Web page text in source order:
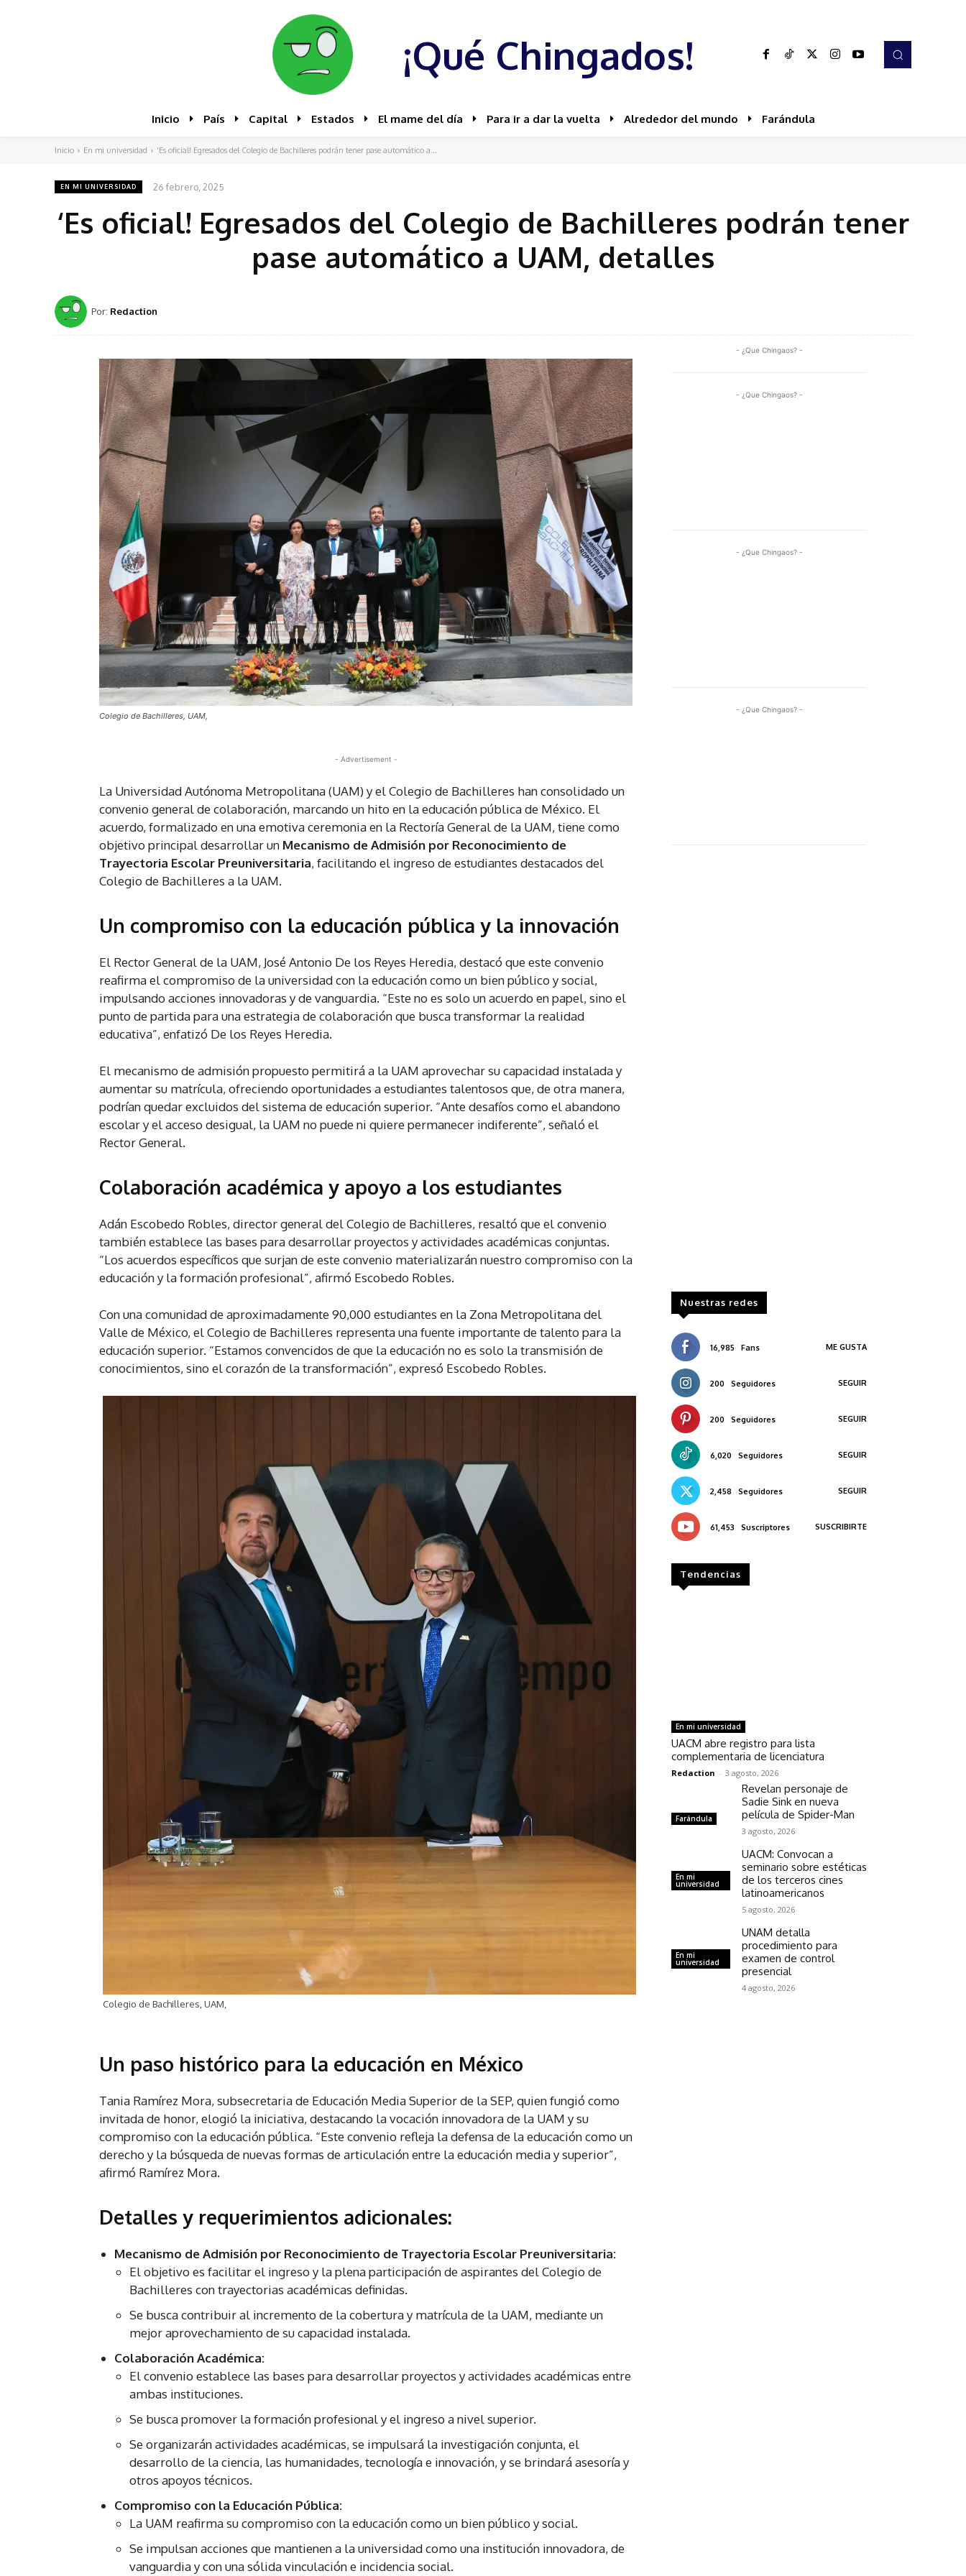
¡Qué Chingados!
Inicio País Capital Estados El mame del día Para ir a dar la vuelta Alrededor del mundo Farándula
Inicio En mi universidad 'Es oficial! Egresados del Colegio de Bachilleres podrán tener pase automático a...
EN MI UNIVERSIDAD 26 febrero, 2025
‘Es oficial! Egresados del Colegio de Bachilleres podrán tener
pase automático a UAM, detalles
Por: Redaction
Colegio de Bachilleres, UAM,
- Advertisement -
La Universidad Autónoma Metropolitana (UAM) y el Colegio de Bachilleres han consolidado un
convenio general de colaboración, marcando un hito en la educación pública de México. El
acuerdo, formalizado en una emotiva ceremonia en la Rectoría General de la UAM, tiene como
objetivo principal desarrollar un Mecanismo de Admisión por Reconocimiento de
Trayectoria Escolar Preuniversitaria, facilitando el ingreso de estudiantes destacados del
Colegio de Bachilleres a la UAM.
Un compromiso con la educación pública y la innovación
El Rector General de la UAM, José Antonio De los Reyes Heredia, destacó que este convenio
reafirma el compromiso de la universidad con la educación como un bien público y social,
impulsando acciones innovadoras y de vanguardia. “Este no es solo un acuerdo en papel, sino el
punto de partida para una estrategia de colaboración que busca transformar la realidad
educativa”, enfatizó De los Reyes Heredia.
El mecanismo de admisión propuesto permitirá a la UAM aprovechar su capacidad instalada y
aumentar su matrícula, ofreciendo oportunidades a estudiantes talentosos que, de otra manera,
podrían quedar excluidos del sistema de educación superior. “Ante desafíos como el abandono
escolar y el acceso desigual, la UAM no puede ni quiere permanecer indiferente”, señaló el
Rector General.
Colaboración académica y apoyo a los estudiantes
Adán Escobedo Robles, director general del Colegio de Bachilleres, resaltó que el convenio
también establece las bases para desarrollar proyectos y actividades académicas conjuntas.
“Los acuerdos específicos que surjan de este convenio materializarán nuestro compromiso con la
educación y la formación profesional”, afirmó Escobedo Robles.
Con una comunidad de aproximadamente 90,000 estudiantes en la Zona Metropolitana del
Valle de México, el Colegio de Bachilleres representa una fuente importante de talento para la
educación superior. “Estamos convencidos de que la educación no es solo la transmisión de
conocimientos, sino el corazón de la transformación”, expresó Escobedo Robles.
Colegio de Bachilleres, UAM,
Un paso histórico para la educación en México
Tania Ramírez Mora, subsecretaria de Educación Media Superior de la SEP, quien fungió como
invitada de honor, elogió la iniciativa, destacando la vocación innovadora de la UAM y su
compromiso con la educación pública. “Este convenio refleja la defensa de la educación como un
derecho y la búsqueda de nuevas formas de articulación entre la educación media y superior”,
afirmó Ramírez Mora.
Detalles y requerimientos adicionales:
Mecanismo de Admisión por Reconocimiento de Trayectoria Escolar Preuniversitaria:
El objetivo es facilitar el ingreso y la plena participación de aspirantes del Colegio de
Bachilleres con trayectorias académicas definidas.
Se busca contribuir al incremento de la cobertura y matrícula de la UAM, mediante un
mejor aprovechamiento de su capacidad instalada.
Colaboración Académica:
El convenio establece las bases para desarrollar proyectos y actividades académicas entre
ambas instituciones.
Se busca promover la formación profesional y el ingreso a nivel superior.
Se organizarán actividades académicas, se impulsará la investigación conjunta, el
desarrollo de la ciencia, las humanidades, tecnología e innovación, y se brindará asesoría y
otros apoyos técnicos.
Compromiso con la Educación Pública:
La UAM reafirma su compromiso con la educación como un bien público y social.
Se impulsan acciones que mantienen a la universidad como una institución innovadora, de
vanguardia y con una sólida vinculación e incidencia social.
- ¿Que Chingaos? -
- ¿Que Chingaos? -
- ¿Que Chingaos? -
- ¿Que Chingaos? -
Nuestras redes
16,985 Fans ME GUSTA
200 Seguidores SEGUIR
200 Seguidores SEGUIR
6,020 Seguidores SEGUIR
2,458 Seguidores SEGUIR
61,453 Suscriptores SUSCRIBIRTE
Tendencias
En mi universidad
UACM abre registro para lista
complementaria de licenciatura
Redaction - 3 agosto, 2026
Farándula
Revelan personaje de
Sadie Sink en nueva
película de Spider-Man
3 agosto, 2026
En mi
universidad
UACM: Convocan a
seminario sobre estéticas
de los terceros cines
latinoamericanos
5 agosto, 2026
En mi
universidad
UNAM detalla
procedimiento para
examen de control
presencial
4 agosto, 2026